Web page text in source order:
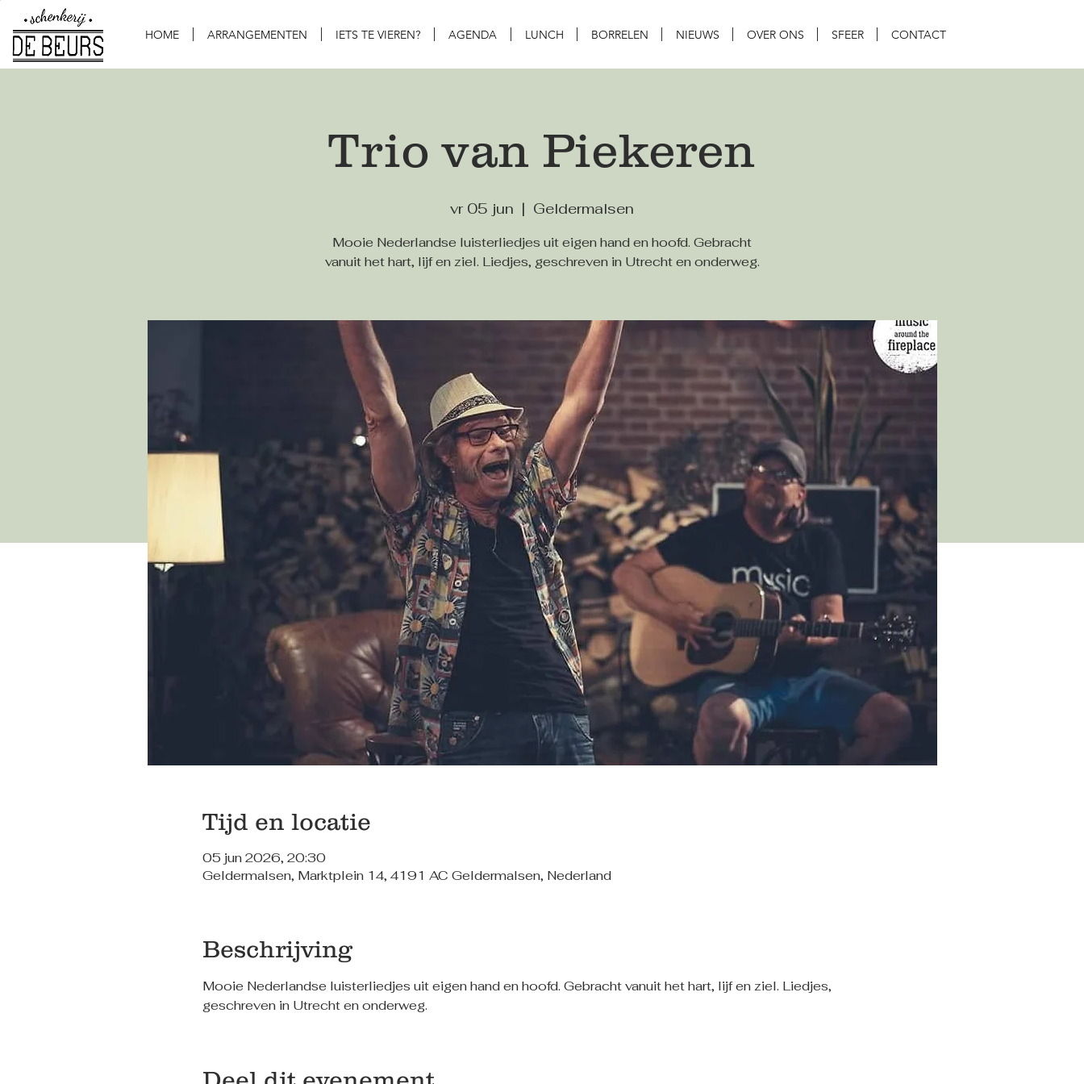
HOME ARRANGEMENTEN IETS TE VIEREN? AGENDA LUNCH BORRELEN NIEUWS OVER ONS SFEER CONTACT
Trio van Piekeren
vr 05 jun
  |
Geldermalsen
Mooie Nederlandse luisterliedjes uit eigen hand en hoofd. Gebracht
vanuit het hart, lijf en ziel. Liedjes, geschreven in Utrecht en onderweg.
Tijd en locatie
05 jun 2026, 20:30
Geldermalsen, Marktplein 14, 4191 AC Geldermalsen, Nederland
Beschrijving
Mooie Nederlandse luisterliedjes uit eigen hand en hoofd. Gebracht vanuit het hart, lijf en ziel. Liedjes,
geschreven in Utrecht en onderweg.